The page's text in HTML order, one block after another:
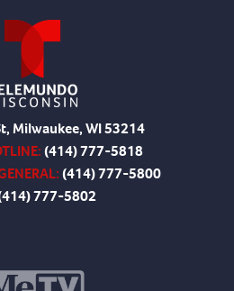
Milwaukee, WI 53214
(414) 777-5818
(414) 777-5800
777-5802